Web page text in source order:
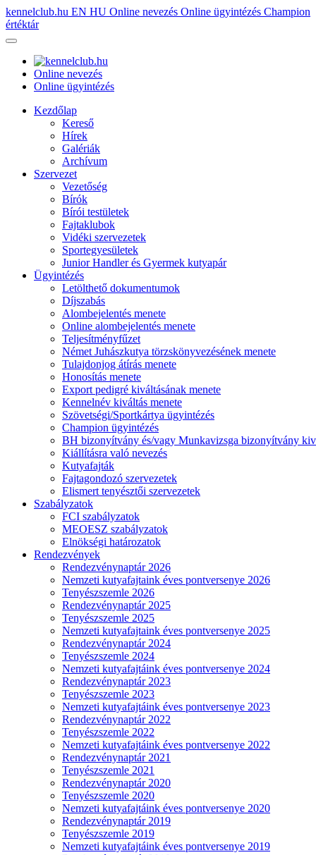
kennelclub.hu EN HU Online nevezés Online ügyintézés Champion
értéktár
Online nevezés
Online ügyintézés
Kezdőlap
Kereső
Hírek
Galériák
Archívum
Szervezet
Vezetőség
Bírók
Bírói testületek
Fajtaklubok
Vidéki szervezetek
Sportegyesületek
Junior Handler és Gyermek kutyapár
Ügyintézés
Letölthető dokumentumok
Díjszabás
Alombejelentés menete
Online alombejelentés menete
Teljesítményfűzet
Német Juhászkutya törzskönyvezésének menete
Tulajdonjog átírás menete
Honosítás menete
Export pedigré kiváltásának menete
Kennelnév kiváltás menete
Szövetségi/Sportkártya ügyintézés
Champion ügyintézés
BH bizonyítvány és/vagy Munkavizsga bizonyítvány
Kiállításra való nevezés
Kutyafajták
Fajtagondozó szervezetek
Elismert tenyésztői szervezetek
Szabályzatok
FCI szabályzatok
MEOESZ szabályzatok
Elnökségi határozatok
Rendezvények
Rendezvénynaptár 2026
Nemzeti kutyafajtaink éves pontversenye 2026
Tenyészszemle 2026
Rendezvénynaptár 2025
Tenyészszemle 2025
Nemzeti kutyafajtaink éves pontversenye 2025
Rendezvénynaptár 2024
Tenyészszemle 2024
Nemzeti kutyafajtáink éves pontversenye 2024
Rendezvénynaptár 2023
Tenyészszemle 2023
Nemzeti kutyafajtáink éves pontversenye 2023
Rendezvénynaptár 2022
Tenyészszemle 2022
Nemzeti kutyafajtáink éves pontversenye 2022
Rendezvénynaptár 2021
Tenyészszemle 2021
Rendezvénynaptár 2020
Tenyészszemle 2020
Nemzeti kutyafajtáink éves pontversenye 2020
Rendezvénynaptár 2019
Tenyészszemle 2019
Nemzeti kutyafajtáink éves pontversenye 2019